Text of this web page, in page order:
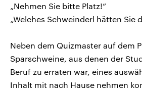
„Nehmen Sie bitte Platz!“
„Welches Schweinderl hätten Sie
Neben dem Quizmaster auf dem
Sparschweine, aus denen der
Beruf zu erraten war, eines
Inhalt mit nach Hause nehmen